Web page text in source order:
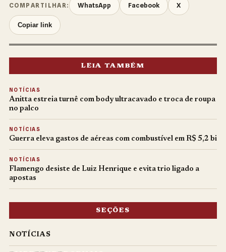
COMPARTILHAR: WhatsApp Facebook X
Copiar link
LEIA TAMBÉM
NOTÍCIAS
Anitta estreia turnê com body ultracavado e troca de roupa
no palco
NOTÍCIAS
Guerra eleva gastos de aéreas com combustível em R$ 5,2 bi
NOTÍCIAS
Flamengo desiste de Luiz Henrique e evita trio ligado a
apostas
SEÇÕES
NOTÍCIAS